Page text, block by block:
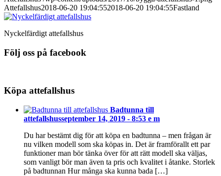
Attefallshus2018-06-20 19:04:552018-06-20 19:04:55Fastland
Nyckelfärdigt attefallshus
Följ oss på facebook
Köpa attefallshus
Badtunna till
attefallshusseptember 14, 2019 - 8:53 e m
Du har bestämt dig för att köpa en badtunna – men frågan är
nu vilken modell som ska köpas in. Det är framförallt ett par
funktioner man bör tänka över för att rätt modell ska väljas,
som vanligt bör man även ta pris och kvalitet i åtanke. Storlek
på badtunnan Hur många ska kunna bada […]